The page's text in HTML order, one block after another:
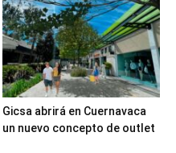
Gicsa abrirá en Cuernavaca
un nuevo concepto de outlet